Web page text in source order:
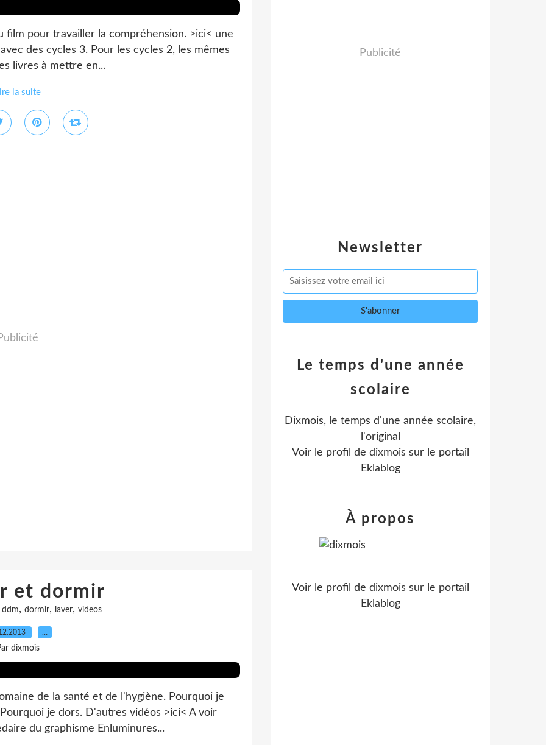
pour travailler la compréhension. >ici< une
des cycles 3. Pour les cycles 2, les mêmes
livres à mettre en...
la suite
et dormir
ddm, dormir, laver, videos
…
dixmois
de la santé et de l'hygiène. Pourquoi je
je dors. D'autres vidéos >ici< A voir
du graphisme Enluminures...
Newsletter
Publicité
Le temps d'une année
scolaire
Dixmois, le temps d'une année scolaire,
l'original
Voir le profil de dixmois sur le portail
Eklablog
À propos
Voir le profil de dixmois sur le portail
Eklablog